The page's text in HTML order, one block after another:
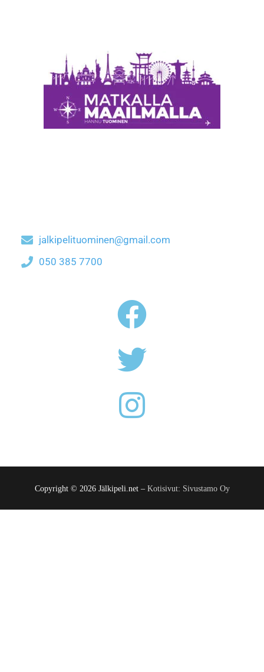
jalkipelituominen@gmail.com
050 385 7700
Copyright © 2026 Jälkipeli.net – Kotisivut: Sivustamo Oy